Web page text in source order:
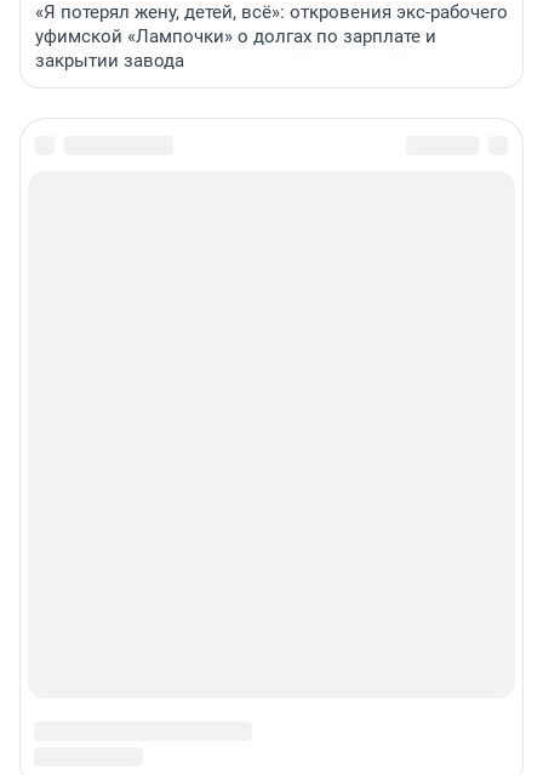
«Я потерял жену, детей, всё»: откровения экс-рабочего
уфимской «Лампочки» о долгах по зарплате и
закрытии завода